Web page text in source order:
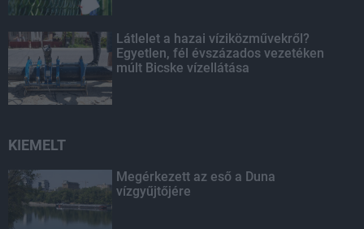
Látlelet a hazai víziközművekről?
Egyetlen, fél évszázados vezetéken
múlt Bicske vízellátása
KIEMELT
Megérkezett az eső a Duna
vízgyűjtőjére